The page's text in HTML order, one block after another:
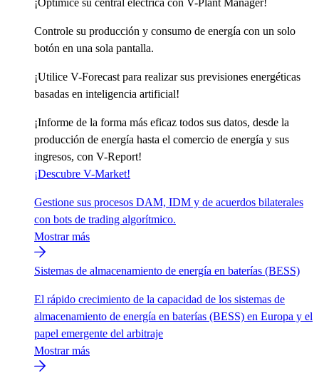
¡Optimice su central eléctrica con V-Plant Manager!
Controle su producción y consumo de energía con un solo
botón en una sola pantalla.
¡Utilice V-Forecast para realizar sus previsiones energéticas
basadas en inteligencia artificial!
¡Informe de la forma más eficaz todos sus datos, desde la
producción de energía hasta el comercio de energía y sus
ingresos, con V-Report!
¡Descubre V-Market!
Gestione sus procesos DAM, IDM y de acuerdos bilaterales
con bots de trading algorítmico.
Mostrar más
Sistemas de almacenamiento de energía en baterías (BESS)
El rápido crecimiento de la capacidad de los sistemas de
almacenamiento de energía en baterías (BESS) en Europa y el
papel emergente del arbitraje
Mostrar más